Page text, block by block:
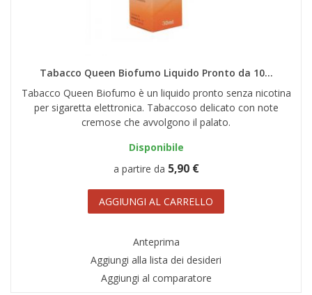
Tabacco Queen Biofumo Liquido Pronto da 10...
Tabacco Queen Biofumo è un liquido pronto senza nicotina
per sigaretta elettronica. Tabaccoso delicato con note
cremose che avvolgono il palato.
Disponibile
a partire da 5,90 €
AGGIUNGI AL CARRELLO
Anteprima
Aggiungi alla lista dei desideri
Aggiungi al comparatore